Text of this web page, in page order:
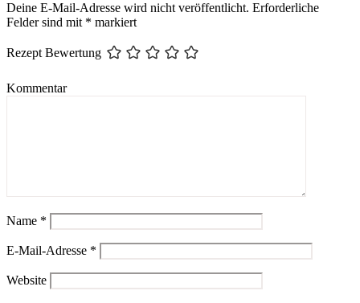
Deine E-Mail-Adresse wird nicht veröffentlicht. Erforderliche
Felder sind mit * markiert
Rezept Bewertung
Kommentar
Name *
E-Mail-Adresse *
Website